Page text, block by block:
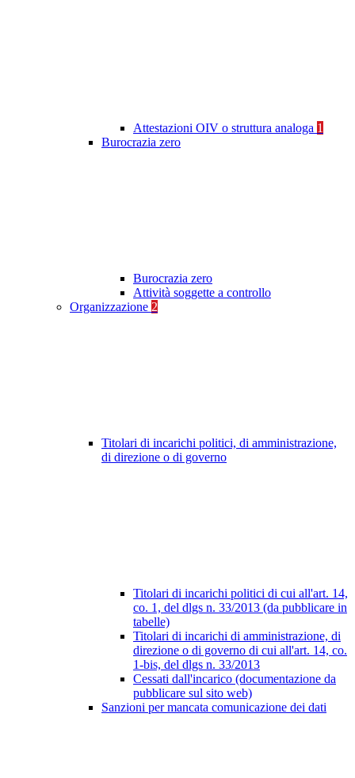
Attestazioni OIV o struttura analoga 1
Burocrazia zero
Burocrazia zero
Attività soggette a controllo
Organizzazione 2
Titolari di incarichi politici, di amministrazione,
di direzione o di governo
Titolari di incarichi politici di cui all'art. 14,
co. 1, del dlgs n. 33/2013 (da pubblicare in
tabelle)
Titolari di incarichi di amministrazione, di
direzione o di governo di cui all'art. 14, co.
1-bis, del dlgs n. 33/2013
Cessati dall'incarico (documentazione da
pubblicare sul sito web)
Sanzioni per mancata comunicazione dei dati